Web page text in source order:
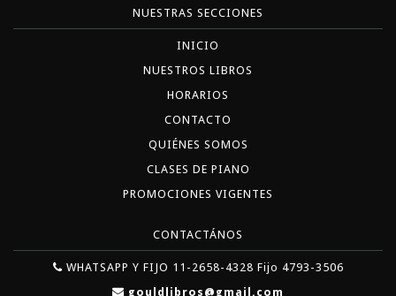
NUESTRAS SECCIONES
INICIO
NUESTROS LIBROS
HORARIOS
CONTACTO
QUIÉNES SOMOS
CLASES DE PIANO
PROMOCIONES VIGENTES
CONTACTÁNOS
WHATSAPP Y FIJO 11-2658-4328 Fijo 4793-3506
gouldlibros@gmail.com